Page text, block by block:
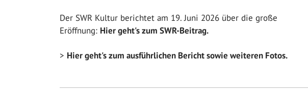
Der SWR Kultur berichtet am 19. Juni 2026 über die große
Eröffnung: Hier geht's zum SWR-Beitrag.
Hier geht's zum ausführlichen Bericht sowie weiteren Fotos.